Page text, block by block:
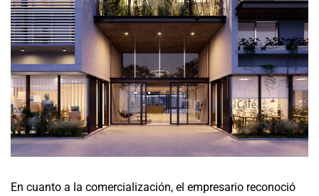
En cuanto a la comercialización, el empresario reconoció